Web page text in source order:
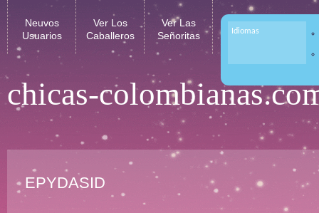
chicas-
Neuvos
Usuarios
Ver Los
Caballeros
Ver Las
Señoritas
Idiomas
EPYDASID